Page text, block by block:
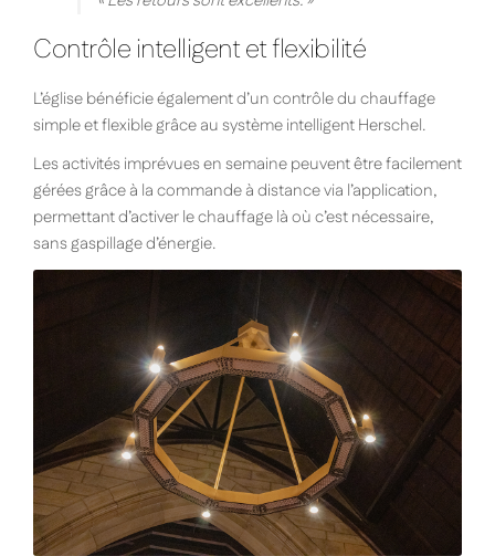
Contrôle intelligent et flexibilité
L’église bénéficie également d’un contrôle du chauffage
simple et flexible grâce au système intelligent Herschel.
Les activités imprévues en semaine peuvent être facilement
gérées grâce à la commande à distance via l’application,
permettant d’activer le chauffage là où c’est nécessaire,
sans gaspillage d’énergie.